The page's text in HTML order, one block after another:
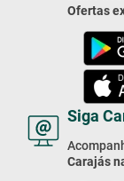
Ofertas
Siga
Carajás